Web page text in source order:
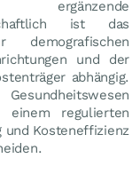
ergänzende
ist das
und der
abhängig.
regulierten
und Kosteneffizienz